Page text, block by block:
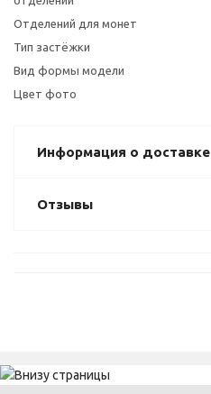
Отделений для монет
Тип застёжки
Вид формы модели
Цвет фото
Информация о доставке
Отзывы